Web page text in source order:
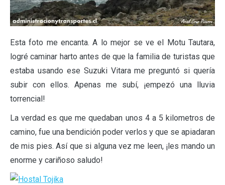
Esta foto me encanta. A lo mejor se ve el Motu Tautara,
logré caminar harto antes de que la familia de turistas que
estaba usando ese Suzuki Vitara me preguntó si quería
subir con ellos. Apenas me subí, ¡empezó una lluvia
torrencial!
La verdad es que me quedaban unos 4 a 5 kilometros de
camino, fue una bendición poder verlos y que se apiadaran
de mis pies. Así que si alguna vez me leen, ¡les mando un
enorme y cariñoso saludo!